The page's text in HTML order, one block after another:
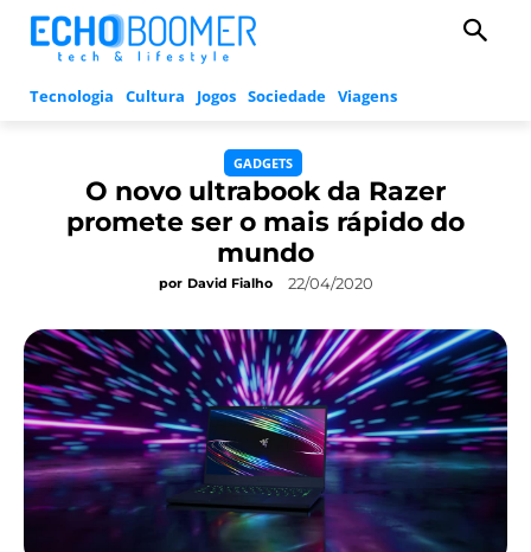
Tecnologia Cultura Jogos Sociedade Viagens
GADGETS
O novo ultrabook da Razer
promete ser o mais rápido do
mundo
por David Fialho 22/04/2020